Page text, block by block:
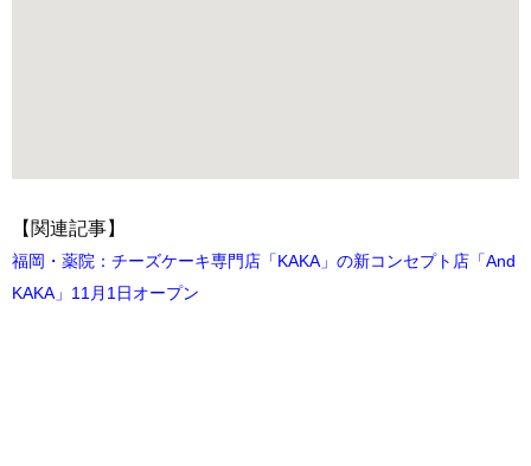
【関連記事】
福岡・薬院：チーズケーキ専門店「KAKA」の新コンセプト店「And
KAKA」11月1日オープン